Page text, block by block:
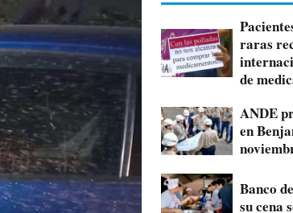
raras
de
ANDE
en
Banco
su cena